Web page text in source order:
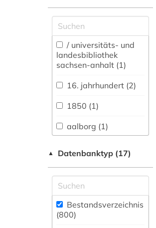
Allgemeine und
vergleichende Sprach-
und
Literaturwissenschaft.
Indogermanistik.
Sprachen und
Literaturen (18)
Anglistik.
Amerikanistik (8)
Vermessungswesen
(24)
Biologie,
Biotechnologie (9)
/ universitäts- und
landesbibliothek
sachsen-anhalt (1)
16. jahrhundert (2)
1850 (1)
aalborg (1)
adel (1)
afrika (2)
afroamerikanische
musik (1)
▲ Datenbanktyp (17)
Bestandsverzeichnis
(800)